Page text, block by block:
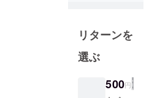
宜しくお願
す。
リターンを
選ぶ
500円